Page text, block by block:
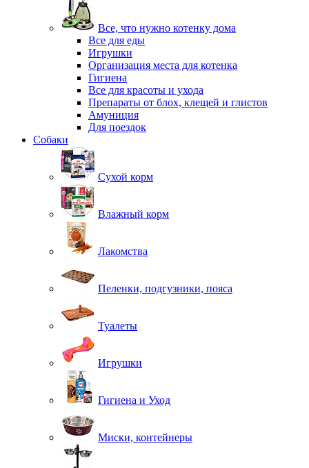
Все, что нужно котенку дома
Все для еды
Игрушки
Организация места для котенка
Гигиена
Все для красоты и ухода
Препараты от блох, клещей и глистов
Амуниция
Для поездок
Собаки
Сухой корм
Влажный корм
Лакомства
Пеленки, подгузники, пояса
Туалеты
Игрушки
Гигиена и Уход
Миски, контейнеры